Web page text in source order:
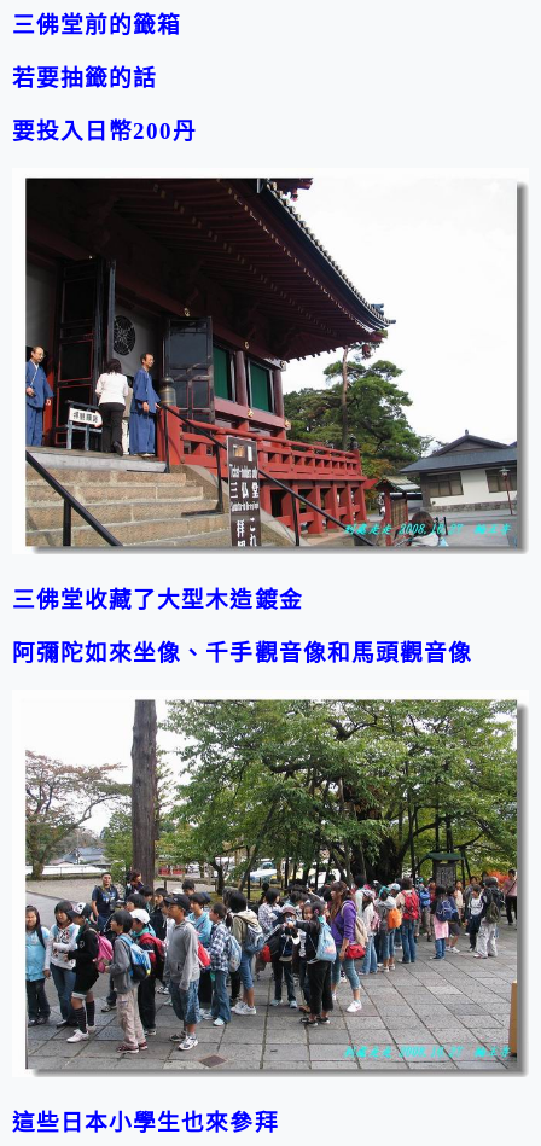
三佛堂前的籤箱
若要抽籤的話
要投入日幣200丹
三佛堂收藏了大型木造鍍金
阿彌陀如來坐像、千手觀音像和馬頭觀音像
這些日本小學生也來參拜